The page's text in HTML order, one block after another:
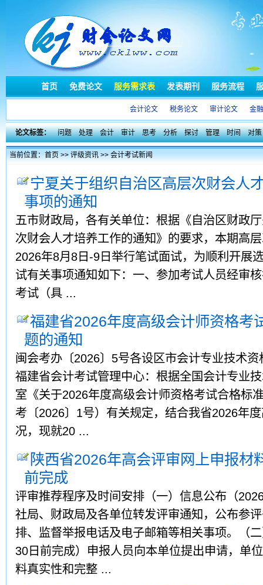
首页 免费论文 服务需求表 发表期刊 服务流程
会计论文 税务论文 审计论文 金
论文标签： 问题 处理 会计 审计 思考 分析 探讨 管理 时间 对策
当前位置：首页>>评级资讯>>会计考试新闻
宁夏关于组织自治区高层次财会人
事项的通知
五市财政局，各有关单位：根据《自治区财政
次财会人才培养工作的通知》的要求，本期高
2026年8月8日-9日举行笔试面试，为顺利开展
试有关事项通知如下：一、参加考试人员经审
考试（具 ...
福建省2026年度高级会计师资格考
题的通知
闽会考办〔2026〕5号各设区市会计专业技术
福建省会计考试管理中心：根据全国会计专业
室《关于2026年度高级会计师资格考试合格标
考〔2026〕1号）有关规定，结合我省2026年
况，现就20 ...
陕西省2026年高会评审网上申报材
前完成
评审推荐程序及时间安排（一）信息公布（
社局、财政局及各单位转发评审通知，公布参
排、监督举报电话及电子邮箱等相关事项。（
30日前完成）申报人员向本单位提出申请，单
料真实性和完整 ...